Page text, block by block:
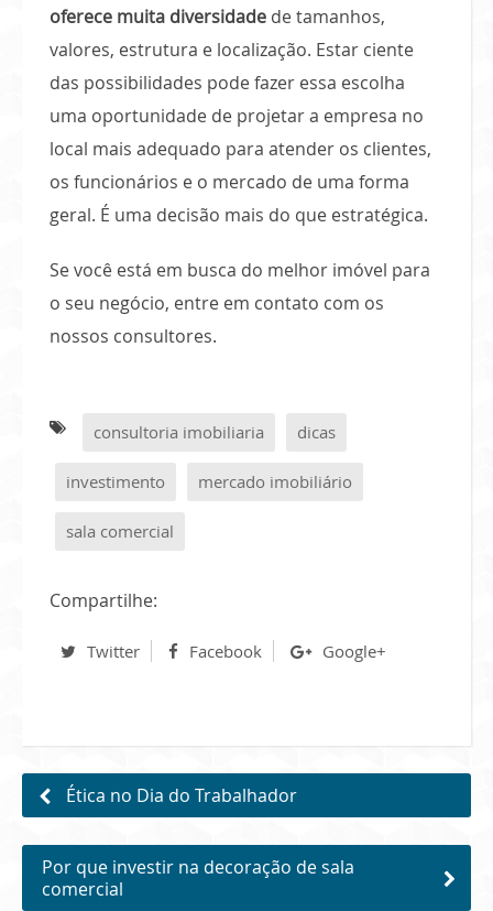
oferece muita diversidade de tamanhos,
valores, estrutura e localização. Estar ciente
das possibilidades pode fazer essa escolha
uma oportunidade de projetar a empresa no
local mais adequado para atender os clientes,
os funcionários e o mercado de uma forma
geral. É uma decisão mais do que estratégica.
Se você está em busca do melhor imóvel para
o seu negócio, entre em contato com os
nossos consultores.
consultoria imobiliaria dicas
investimento mercado imobiliário
sala comercial
Compartilhe:
Twitter Facebook Google+
Ética no Dia do Trabalhador
Por que investir na decoração de sala
comercial